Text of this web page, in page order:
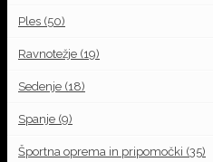
Ples (50)
Ravnotežje (19)
Sedenje (18)
Spanje (9)
Športna oprema in pripomočki (35)